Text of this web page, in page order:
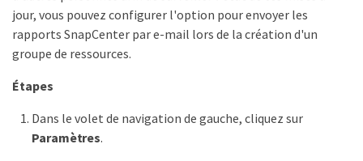
jour, vous pouvez configurer l'option pour envoyer les
rapports SnapCenter par e-mail lors de la création d'un
groupe de ressources.
Étapes
Dans le volet de navigation de gauche, cliquez sur
Paramètres.